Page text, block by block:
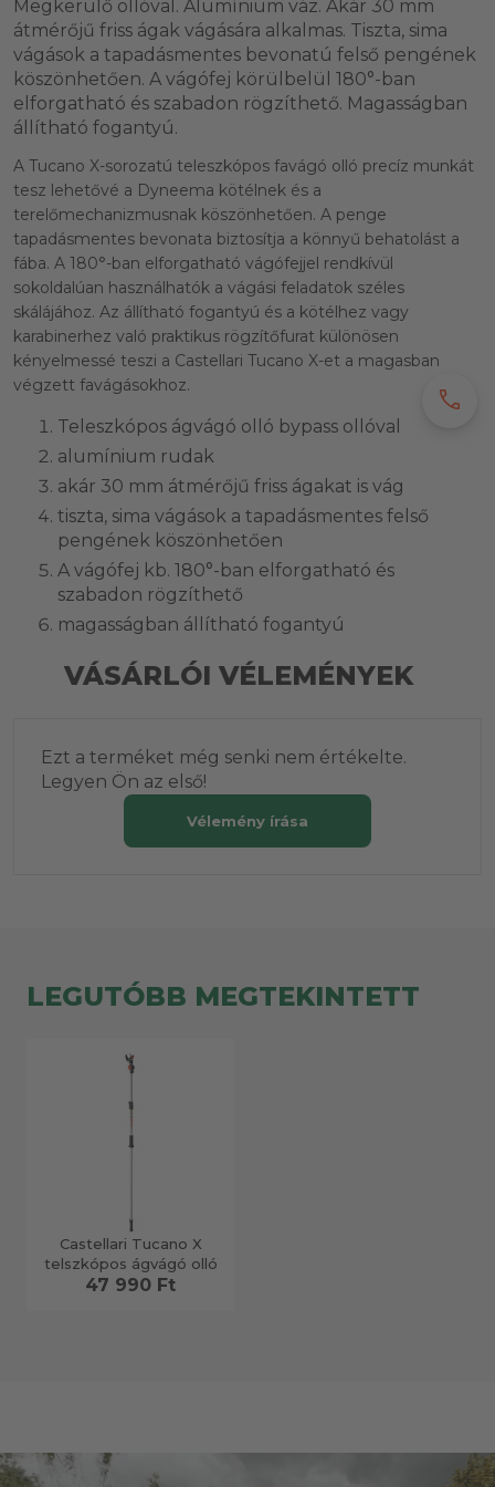
Megkerülő ollóval. Alumínium váz. Akár 30 mm
átmérőjű friss ágak vágására alkalmas. Tiszta, sima
vágások a tapadásmentes bevonatú felső pengének
köszönhetően. A vágófej körülbelül 180°-ban
elforgatható és szabadon rögzíthető. Magasságban
állítható fogantyú.
A Tucano X-sorozatú teleszkópos favágó olló precíz munkát
tesz lehetővé a Dyneema kötélnek és a
terelőmechanizmusnak köszönhetően. A penge
tapadásmentes bevonata biztosítja a könnyű behatolást a
fába. A 180°-ban elforgatható vágófejjel rendkívül
sokoldalúan használhatók a vágási feladatok széles
skálájához. Az állítható fogantyú és a kötélhez vagy
karabinerhez való praktikus rögzítőfurat különösen
kényelmessé teszi a Castellari Tucano X-et a magasban
végzett favágásokhoz.
Teleszkópos ágvágó olló bypass ollóval
alumínium rudak
akár 30 mm átmérőjű friss ágakat is vág
tiszta, sima vágások a tapadásmentes felső
pengének köszönhetően
A vágófej kb. 180°-ban elforgatható és
szabadon rögzíthető
magasságban állítható fogantyú
VÁSÁRLÓI VÉLEMÉNYEK
Ezt a terméket még senki nem értékelte.
Legyen Ön az első!
Vélemény írása
LEGUTÓBB MEGTEKINTETT
Castellari Tucano X
telszkópos ágvágó olló
47 990 Ft
call